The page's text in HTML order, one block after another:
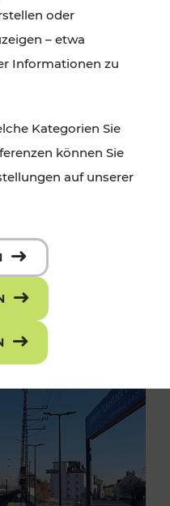
oder
– etwa
Informationen zu
Kategorien Sie
können Sie
auf unserer